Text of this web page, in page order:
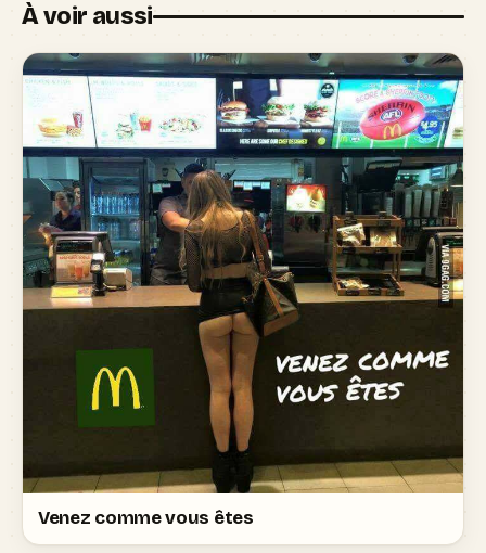
À voir aussi
Venez comme vous êtes